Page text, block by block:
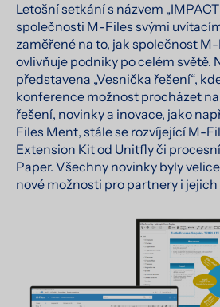
Letošní setkání s názvem
společnosti M-Files svými
zaměřené na to, jak společnost
ovlivňuje podniky po celém světě.
představena „Vesnička řešení“,
konference možnost procházet
řešení, novinky a inovace, jako
Files Ment, stále se rozvíjející M-
Extension Kit od Unitfly či
Paper. Všechny novinky byly
nové možnosti pro partnery i jejich